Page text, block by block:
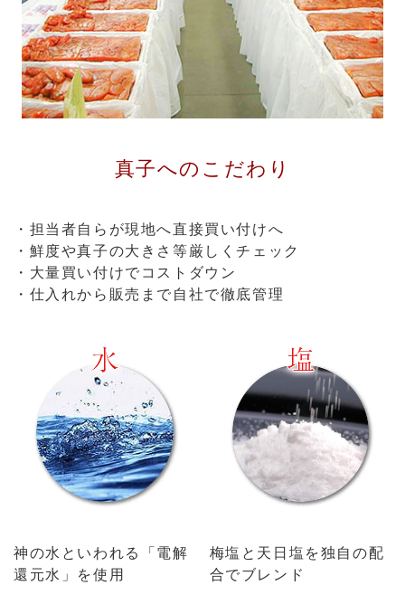
真子へのこだわり
・担当者自らが現地へ直接買い付けへ
・鮮度や真子の大きさ等厳しくチェック
・大量買い付けでコストダウン
・仕入れから販売まで自社で徹底管理
神の水といわれる「電解
還元水」を使用
梅塩と天日塩を独自の配
合でブレンド